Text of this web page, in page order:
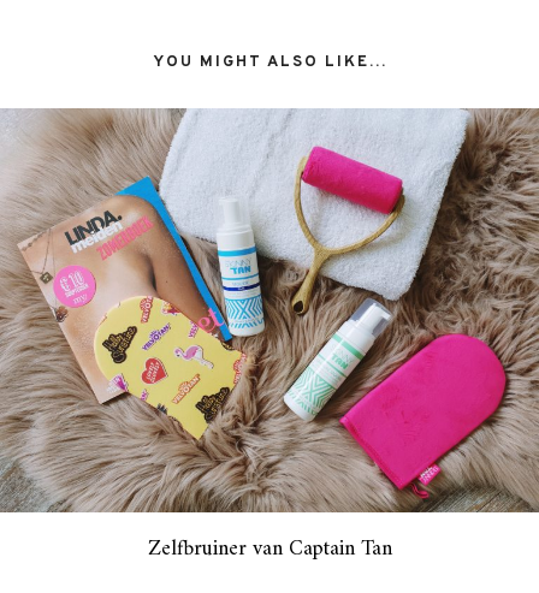
YOU MIGHT ALSO LIKE...
Zelfbruiner van Captain Tan